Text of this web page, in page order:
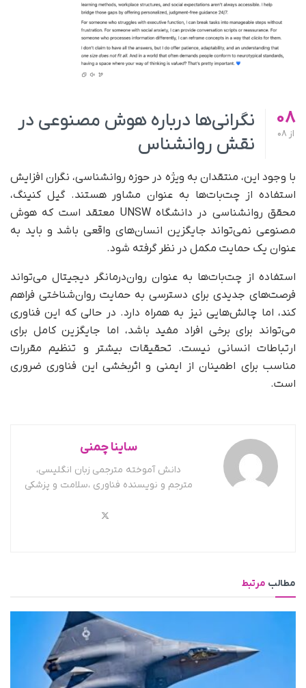
08
از
نگرانی‌ها درباره هوش مصنوعی در
نقش روانشناس
با وجود این، منتقدان به ویژه در حوزه روانشناسی، نگران افزایش
استفاده از چت‌بات‌ها به عنوان مشاور هستند. گیل کنینگ،
محقق روانشناسی در دانشگاه UNSW معتقد است که هوش
مصنوعی نمی‌تواند جایگزین انسان‌های واقعی باشد و باید به
عنوان یک حمایت مکمل در نظر گرفته شود.
استفاده از چت‌بات‌ها به عنوان روان‌درمانگر دیجیتال می‌تواند
فرصت‌های جدیدی برای دسترسی به حمایت روان‌شناختی فراهم
کند، اما چالش‌هایی نیز به همراه دارد. در حالی که این فناوری
می‌تواند برای برخی افراد مفید باشد، اما جایگزین کامل برای
ارتباطات انسانی نیست. تحقیقات بیشتر و تنظیم مقررات
مناسب برای اطمینان از ایمنی و اثربخشی این فناوری ضروری
است.
ساینا چمنی
دانش آموخته مترجمی زبان انگلیسی،
مترجم و نویسنده فناوری ،سلامت و پزشکی
مطالب مرتبط